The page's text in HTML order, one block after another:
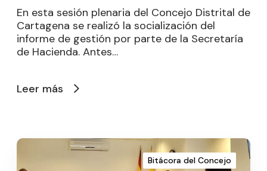
En esta sesión plenaria del Concejo Distrital de
Cartagena se realizó la socialización del
informe de gestión por parte de la Secretaría
de Hacienda. Antes…
Leer más
Bitácora del Concejo